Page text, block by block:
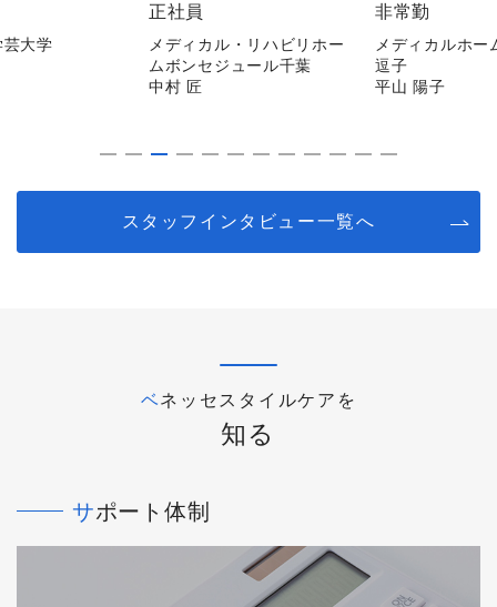
大学
正社員
メディカル・リハビリホー
ムボンセジュール千葉
中村 匠
非常勤
メディカルホー
逗子
平山 陽子
スタッフインタビュー一覧へ
ベネッセスタイルケアを
知る
サポート体制